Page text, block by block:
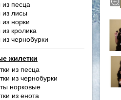
песца
лисы
норки
кролика
чернобурки
жилетки
из песца
из чернобурки
норковые
из енота